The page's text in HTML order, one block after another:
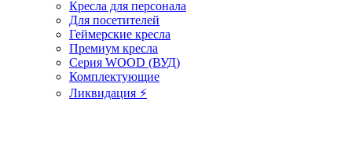
Кресла для персонала
Для посетителей
Геймерские кресла
Премиум кресла
Серия WOOD (ВУД)
Комплектующие
Ликвидация ⚡